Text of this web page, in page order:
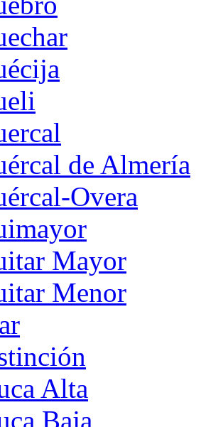
de Almería
Overa
Mayor
Menor
Alta
Baja